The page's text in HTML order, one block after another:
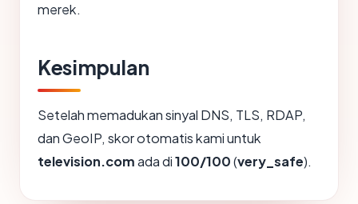
merek.
Kesimpulan
Setelah memadukan sinyal DNS, TLS, RDAP,
dan GeoIP, skor otomatis kami untuk
television.comada di100/100(very_safe).